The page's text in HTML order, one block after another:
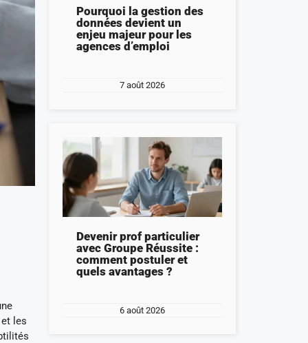
les
Pourquoi la gestion des
données devient un
enjeu majeur pour les
agences d’emploi
7 août 2026
Devenir prof particulier
avec Groupe Réussite :
comment postuler et
quels avantages ?
6 août 2026